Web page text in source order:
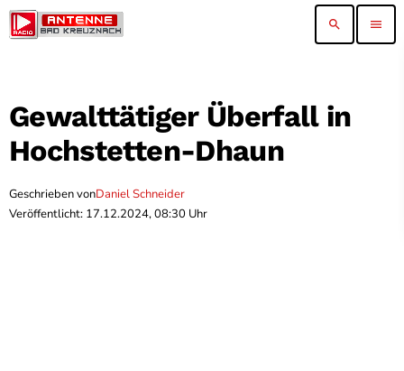
search menu
Gewalttätiger Überfall in
Hochstetten-Dhaun
Geschrieben vonDaniel Schneider
Veröffentlicht: 17.12.2024, 08:30 Uhr